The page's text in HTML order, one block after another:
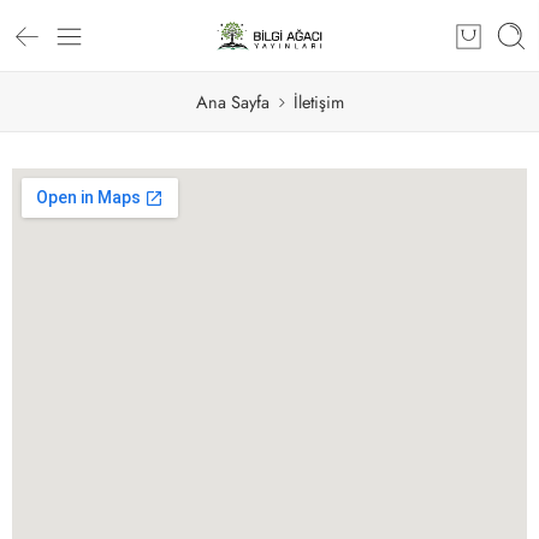
Ana Sayfa İletişim